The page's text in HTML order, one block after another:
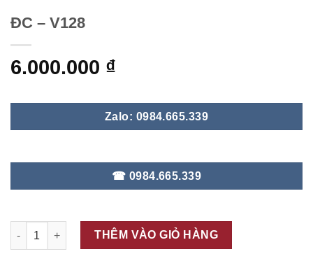
ĐC – V128
6.000.000 ₫
Zalo: 0984.665.339
☎ 0984.665.339
ĐC - V128 số lượng
THÊM VÀO GIỎ HÀNG